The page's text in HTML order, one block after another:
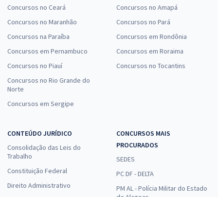
Concursos no Ceará
Concursos no Maranhão
Concursos na Paraíba
Concursos em Pernambuco
Concursos no Piauí
Concursos no Rio Grande do
Norte
Concursos em Sergipe
Concursos no Amapá
Concursos no Pará
Concursos em Rondônia
Concursos em Roraima
Concursos no Tocantins
CONTEÚDO JURÍDICO
Consolidação das Leis do
Trabalho
Constituição Federal
Direito Administrativo
CONCURSOS MAIS
PROCURADOS
SEDES
PC DF - DELTA
PM AL - Polícia Militar do Estado